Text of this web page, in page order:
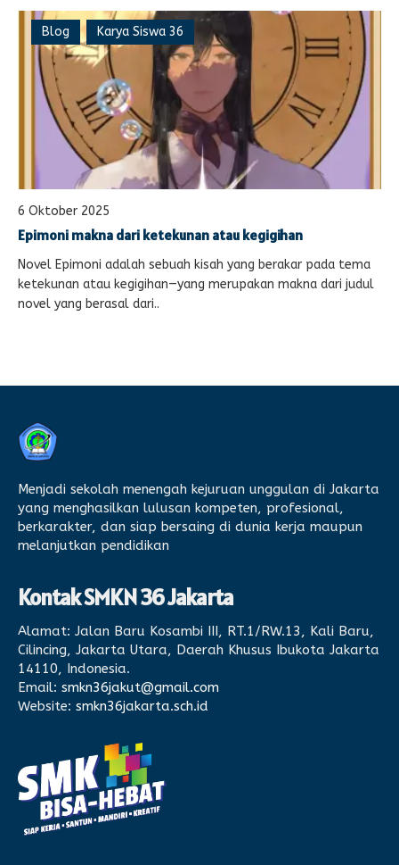
Blog Karya Siswa 36
6 Oktober 2025
Epimoni makna dari ketekunan atau kegigihan
Novel Epimoni adalah sebuah kisah yang berakar pada tema
ketekunan atau kegigihan—yang merupakan makna dari judul
novel yang berasal dari..
Menjadi sekolah menengah kejuruan unggulan di Jakarta
yang menghasilkan lulusan kompeten, profesional,
berkarakter, dan siap bersaing di dunia kerja maupun
melanjutkan pendidikan
Kontak SMKN 36 Jakarta
Alamat: Jalan Baru Kosambi III, RT.1/RW.13, Kali Baru,
Cilincing, Jakarta Utara, Daerah Khusus Ibukota Jakarta
14110, Indonesia.
Email: smkn36jakut@gmail.com
Website: smkn36jakarta.sch.id